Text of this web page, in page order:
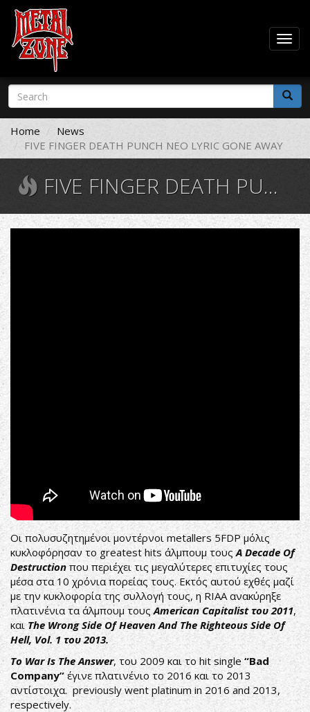
Skip
main
content
Search
form
Search
Home
News
FIVE FINGER DEATH PUNCH ΝΕΟ LYRIC GONE AWAY
FIVE FINGER DEATH PUNCH ΝΕΟ LYRIC GONE AWAY
Οι πολυσυζητημένοι μοντέρνοι metallers 5FDP μόλις
κυκλοφόρησαν το greatest hits άλμπουμ τουςA Decade Of
Destruction που περιέχει τις μεγαλύτερες επιτυχίες τους
μέσα στα 10 χρόνια πορείας τους. Εκτός αυτού εχθές μαζί
με την κυκλοφορία της συλλογή τους, η RIAA ανακύρηξε
πλατινένια τα άλμπουμ τουςAmerican Capitalist του 2011,
καιThe Wrong Side Of Heaven And The Righteous Side Of
Hell, Vol. 1 του 2013.
Το War Is The Answer, του 2009 και το hit single“Bad
Company” έγινε πλατινένιο το 2016 και το 2013
αντίστοιχα. previously went platinum in 2016 and 2013,
respectively.